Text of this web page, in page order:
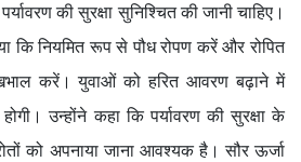
की सुरक्षा सुनिश्चित की जानी चाहिए।
कि नियमित रूप से पौध रोपण करें और रोपित
करें। युवाओं को हरित आवरण बढ़ाने में
उन्होंने कहा कि पर्यावरण की सुरक्षा के
को अपनाया जाना आवश्यक है। सौर ऊर्जा